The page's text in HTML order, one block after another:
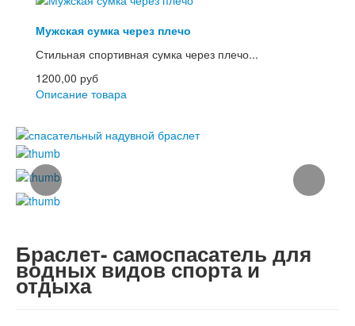
Мужская сумка через плечо
Стильная спортивная сумка через плечо...
1200,00 руб
Описание товара
Браслет- самоспасатель для
водных видов спорта и
отдыха